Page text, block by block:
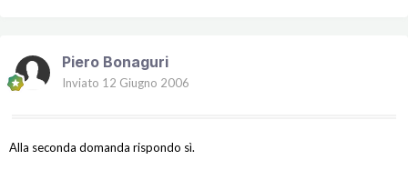
Piero Bonaguri
Inviato 12 Giugno 2006
Alla seconda domanda rispondo sì.